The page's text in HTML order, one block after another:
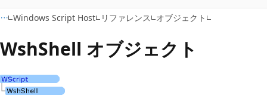
プ
Windows Script Host リファレンス オブジェクト
WshShell オブジェクト